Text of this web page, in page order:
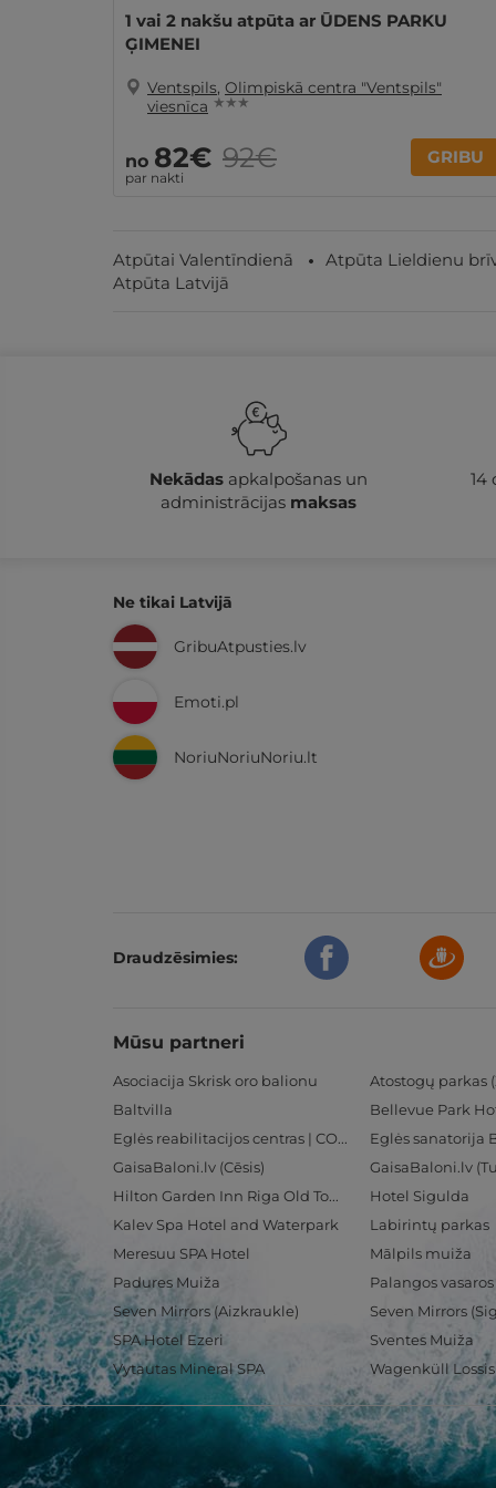
1 vai 2 nakšu atpūta ar ŪDENS PARKU
ĢIMENEI
Ventspils, Olimpiskā centra "Ventspils"
viesnīca ★ ★ ★
no 82€
par nakti
92€ GRIBU
Atpūtai Valentīndienā Atpūta Lieldienu
Atpūta Latvijā
Nekādasapkalpošanas un
administrācijas maksas
14
Ne tikai Latvijā
GribuAtpusties.lv
Emoti.pl
NoriuNoriuNoriu.lt
Draudzēsimies:
Mūsu partneri
Asociacija Skrisk oro balionu Atostogų parkas
Baltvilla
Bellevue Park
Eglės reabilitacijos centras | CORE
Eglės sanatorija
GaisaBaloni.lv (Cēsis)
GaisaBaloni.lv
Hilton Garden Inn Riga Old Town
Hotel Sigulda
Kalev Spa Hotel and Waterpark
Labirintų parkas
Meresuu SPA Hotel
Mālpils muiža
Padures Muiža
Palangos
Seven Mirrors (Aizkraukle)
Seven Mirrors
SPA Hotel Ezeri
Sventes Muiža
Vytautas Mineral SPA
Wagenküll